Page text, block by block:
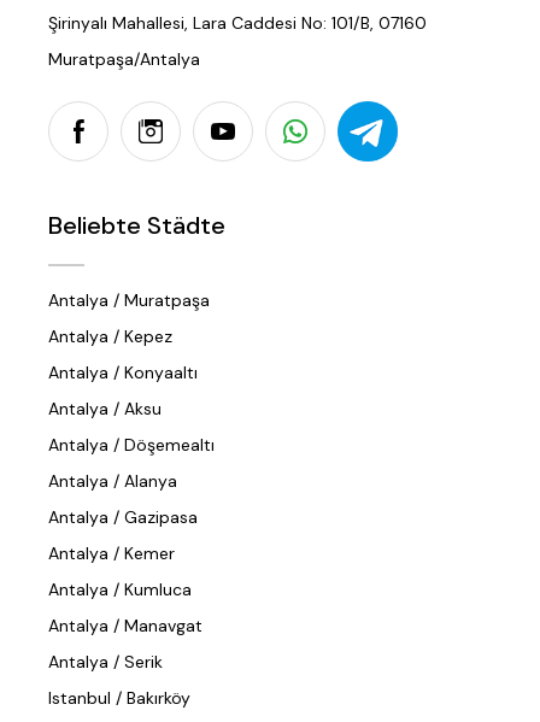
Şirinyalı Mahallesi, Lara Caddesi No: 101/B, 07160
Muratpaşa/Antalya
Beliebte Städte
Antalya / Muratpaşa
Antalya / Kepez
Antalya / Konyaaltı
Antalya / Aksu
Antalya / Döşemealtı
Antalya / Alanya
Antalya / Gazipasa
Antalya / Kemer
Antalya / Kumluca
Antalya / Manavgat
Antalya / Serik
Istanbul / Bakırköy